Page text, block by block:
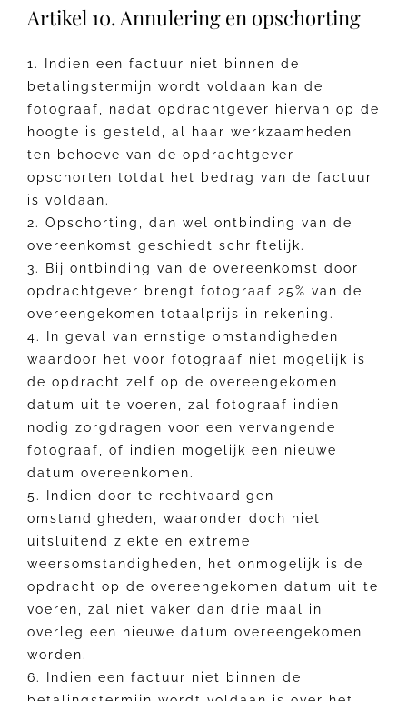
Artikel 10. Annulering en opschorting
1. Indien een factuur niet binnen de
betalingstermijn wordt voldaan kan de
fotograaf, nadat opdrachtgever hiervan op de
hoogte is gesteld, al haar werkzaamheden
ten behoeve van de opdrachtgever
opschorten totdat het bedrag van de factuur
is voldaan.
2. Opschorting, dan wel ontbinding van de
overeenkomst geschiedt schriftelijk.
3. Bij ontbinding van de overeenkomst door
opdrachtgever brengt fotograaf 25% van de
overeengekomen totaalprijs in rekening.
4. In geval van ernstige omstandigheden
waardoor het voor fotograaf niet mogelijk is
de opdracht zelf op de overeengekomen
datum uit te voeren, zal fotograaf indien
nodig zorgdragen voor een vervangende
fotograaf, of indien mogelijk een nieuwe
datum overeenkomen.
5. Indien door te rechtvaardigen
omstandigheden, waaronder doch niet
uitsluitend ziekte en extreme
weersomstandigheden, het onmogelijk is de
opdracht op de overeengekomen datum uit te
voeren, zal niet vaker dan drie maal in
overleg een nieuwe datum overeengekomen
worden.
6. Indien een factuur niet binnen de